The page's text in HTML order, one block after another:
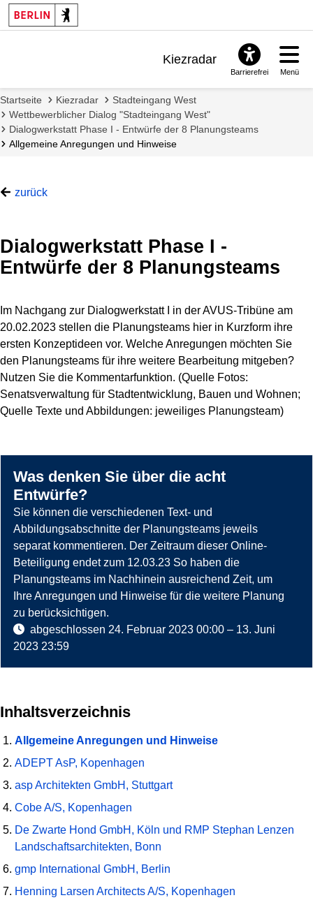
Kiezradar
FAQ & Support
Barrierefrei Menü
Startseite Kiezradar
Stadteingang West
Wettbewerblicher Dialog "Stadteingang West"
Dialogwerkstatt Phase I - Entwürfe der 8 Planungsteams
Allgemeine Anregungen und Hinweise
zurück
Dialogwerkstatt Phase I -
Entwürfe der 8 Planungsteams
Im Nachgang zur Dialogwerkstatt I in der AVUS-Tribüne am
20.02.2023 stellen die Planungsteams hier in Kurzform ihre
ersten Konzeptideen vor. Welche Anregungen möchten Sie
den Planungsteams für ihre weitere Bearbeitung mitgeben?
Nutzen Sie die Kommentarfunktion. (Quelle Fotos:
Senatsverwaltung für Stadtentwicklung, Bauen und Wohnen;
Quelle Texte und Abbildungen: jeweiliges Planungsteam)
Was denken Sie über die acht
Entwürfe?
Sie können die verschiedenen Text- und
Abbildungsabschnitte der Planungsteams jeweils
separat kommentieren. Der Zeitraum dieser Online-
Beteiligung endet zum 12.03.23 So haben die
Planungsteams im Nachhinein ausreichend Zeit, um
Ihre Anregungen und Hinweise für die weitere Planung
zu berücksichtigen.
abgeschlossen 24. Februar 2023 00:00 – 13. Juni
2023 23:59
Inhaltsverzeichnis
Allgemeine Anregungen und Hinweise
ADEPT AsP, Kopenhagen
asp Architekten GmbH, Stuttgart
Cobe A/S, Kopenhagen
De Zwarte Hond GmbH, Köln und RMP Stephan Lenzen
Landschaftsarchitekten, Bonn
gmp International GmbH, Berlin
Henning Larsen Architects A/S, Kopenhagen